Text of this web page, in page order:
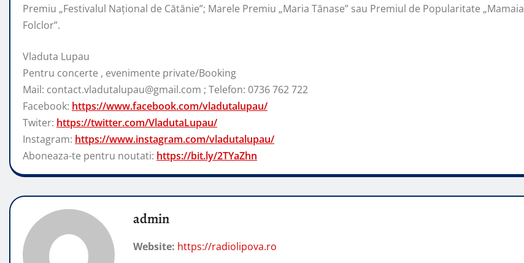
Premiu „Festivalul Național de Cătănie”; Marele Premiu „Maria Tănase” sau Premiul de Popularitate „Mamaia
Folclor”.
Vladuta Lupau
Pentru concerte , evenimente private/Booking
Mail: contact.vladutalupau@gmail.com ; Telefon: 0736 762 722
Facebook: https://www.facebook.com/vladutalupau/
Twiter: https://twitter.com/VladutaLupau/
Instagram: https://www.instagram.com/vladutalupau/
Aboneaza-te pentru noutati: https://bit.ly/2TYaZhn
admin
Website: https://radiolipova.ro